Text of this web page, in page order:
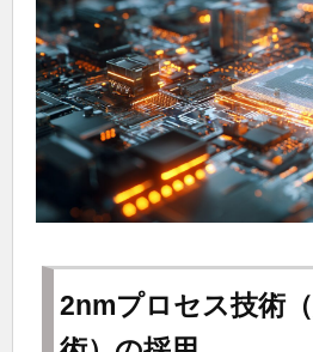
2nmプロセス技術